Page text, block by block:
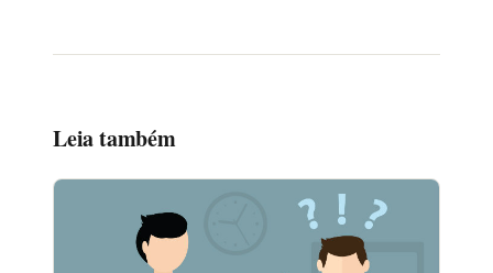
Leia também